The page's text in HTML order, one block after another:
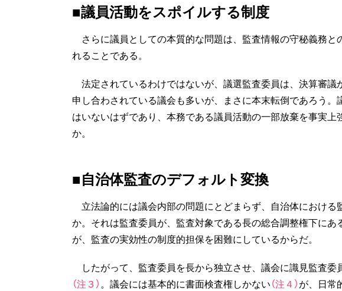
■議員活動をスポイルする制度
さらに議員としての本質的な問題は、監査情報の守秘義務と
れることである。
法定されているわけではないが、議選監査委員は、決算審
申し合わされている議会も多いが、まさに本末転倒であろう
はいないはずであり、本務である議員活動の一部放棄を事実上
か。
■自治体監査のデフォルト変換
立法論的には議会内部の問題にとどまらず、自治体における
か。それは監査委員が、監査対象である長の総合調整権下に
が、監査の実効性の制度的担保を困難にしているからだ。
したがって、監査委員を長から独立させ、議会に識見監査
（注３）。議会には基本的に書面検査権しかない（注４）が、日常